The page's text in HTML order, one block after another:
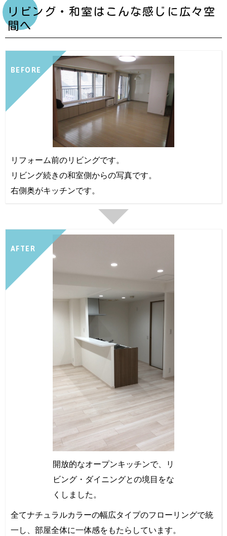
リビング・和室はこんな感じに広々空
間へ
BEFORE
リフォーム前のリビングです。
リビング続きの和室側からの写真です。
右側奥がキッチンです。
AFTER
開放的なオープンキッチンで、リ
ビング・ダイニングとの境目をな
くしました。
全てナチュラルカラーの幅広タイプのフローリングで統
一し、部屋全体に一体感をもたらしています。